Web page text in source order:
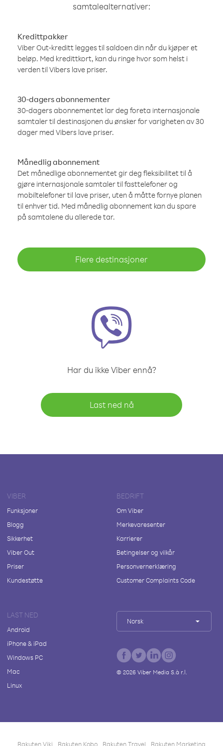
samtalealternativer:
Kredittpakker
Viber Out-kreditt legges til saldoen din når du kjøper et
beløp. Med kredittkort, kan du ringe hvor som helst i
verden til Vibers lave priser.
30-dagers abonnementer
30-dagers abonnementet lar deg foreta internasjonale
samtaler til destinasjonen du ønsker for varigheten av 30
dager med Vibers lave priser.
Månedlig abonnement
Det månedlige abonnementet gir deg fleksibilitet til å
gjøre internasjonale samtaler til fasttelefoner og
mobiltelefoner til lave priser, uten å måtte fornye planen
til enhver tid. Med månedlig abonnement kan du spare
på samtalene du allerede tar.
Flere destinasjoner
Har du ikke Viber ennå?
Last ned nå
VIBER
Funksjoner
Blogg
Sikkerhet
Viber Out
Priser
Kundestøtte
BEDRIFT
Om Viber
Merkevaresenter
Karrierer
Betingelser og vilkår
Personvernerklæring
Customer Complaints Code
LAST NED
Android
iPhone & iPad
Windows PC
Mac
Linux
Norsk
© 2026Viber Media S.à r.l.
Rakuten Viki Rakuten Kobo Rakuten Travel Rakuten Marketing